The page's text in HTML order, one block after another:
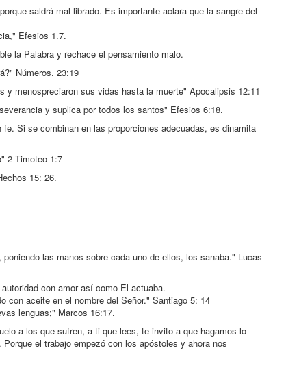
saldrá mal librado. Es importante aclara que la sangre del
Efesios 1.7.
la Palabra y rechace el pensamiento malo.
Números. 23:19
menospreciaron sus vidas hasta la muerte" Apocalipsis 12:11
y suplica por todos los santos" Efesios 6:18.
Si se combinan en las proporciones adecuadas, es dinamita
2 Timoteo 1:7
15: 26.
las manos sobre cada uno de ellos, los sanaba." Lucas
con amor así como El actuaba.
con aceite en el nombre del Señor." Santiago 5: 14
lenguas;" Marcos 16:17.
a los que sufren, a ti que lees, te invito a que hagamos lo
el trabajo empezó con los apóstoles y ahora nos